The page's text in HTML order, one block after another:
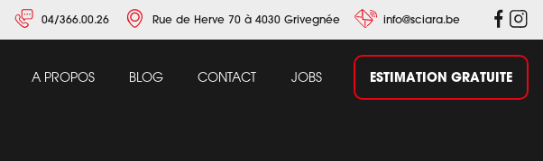
04/366.00.26 Rue de Herve 70 à 4030 Grivegnée info@sciara.be
A PROPOS BLOG CONTACT JOBS ESTIMATION GRATUITE